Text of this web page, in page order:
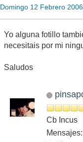
Domingo 12 Febrero
Yo alguna fotillo
necesitais por mi
Saludos
Cb Incus